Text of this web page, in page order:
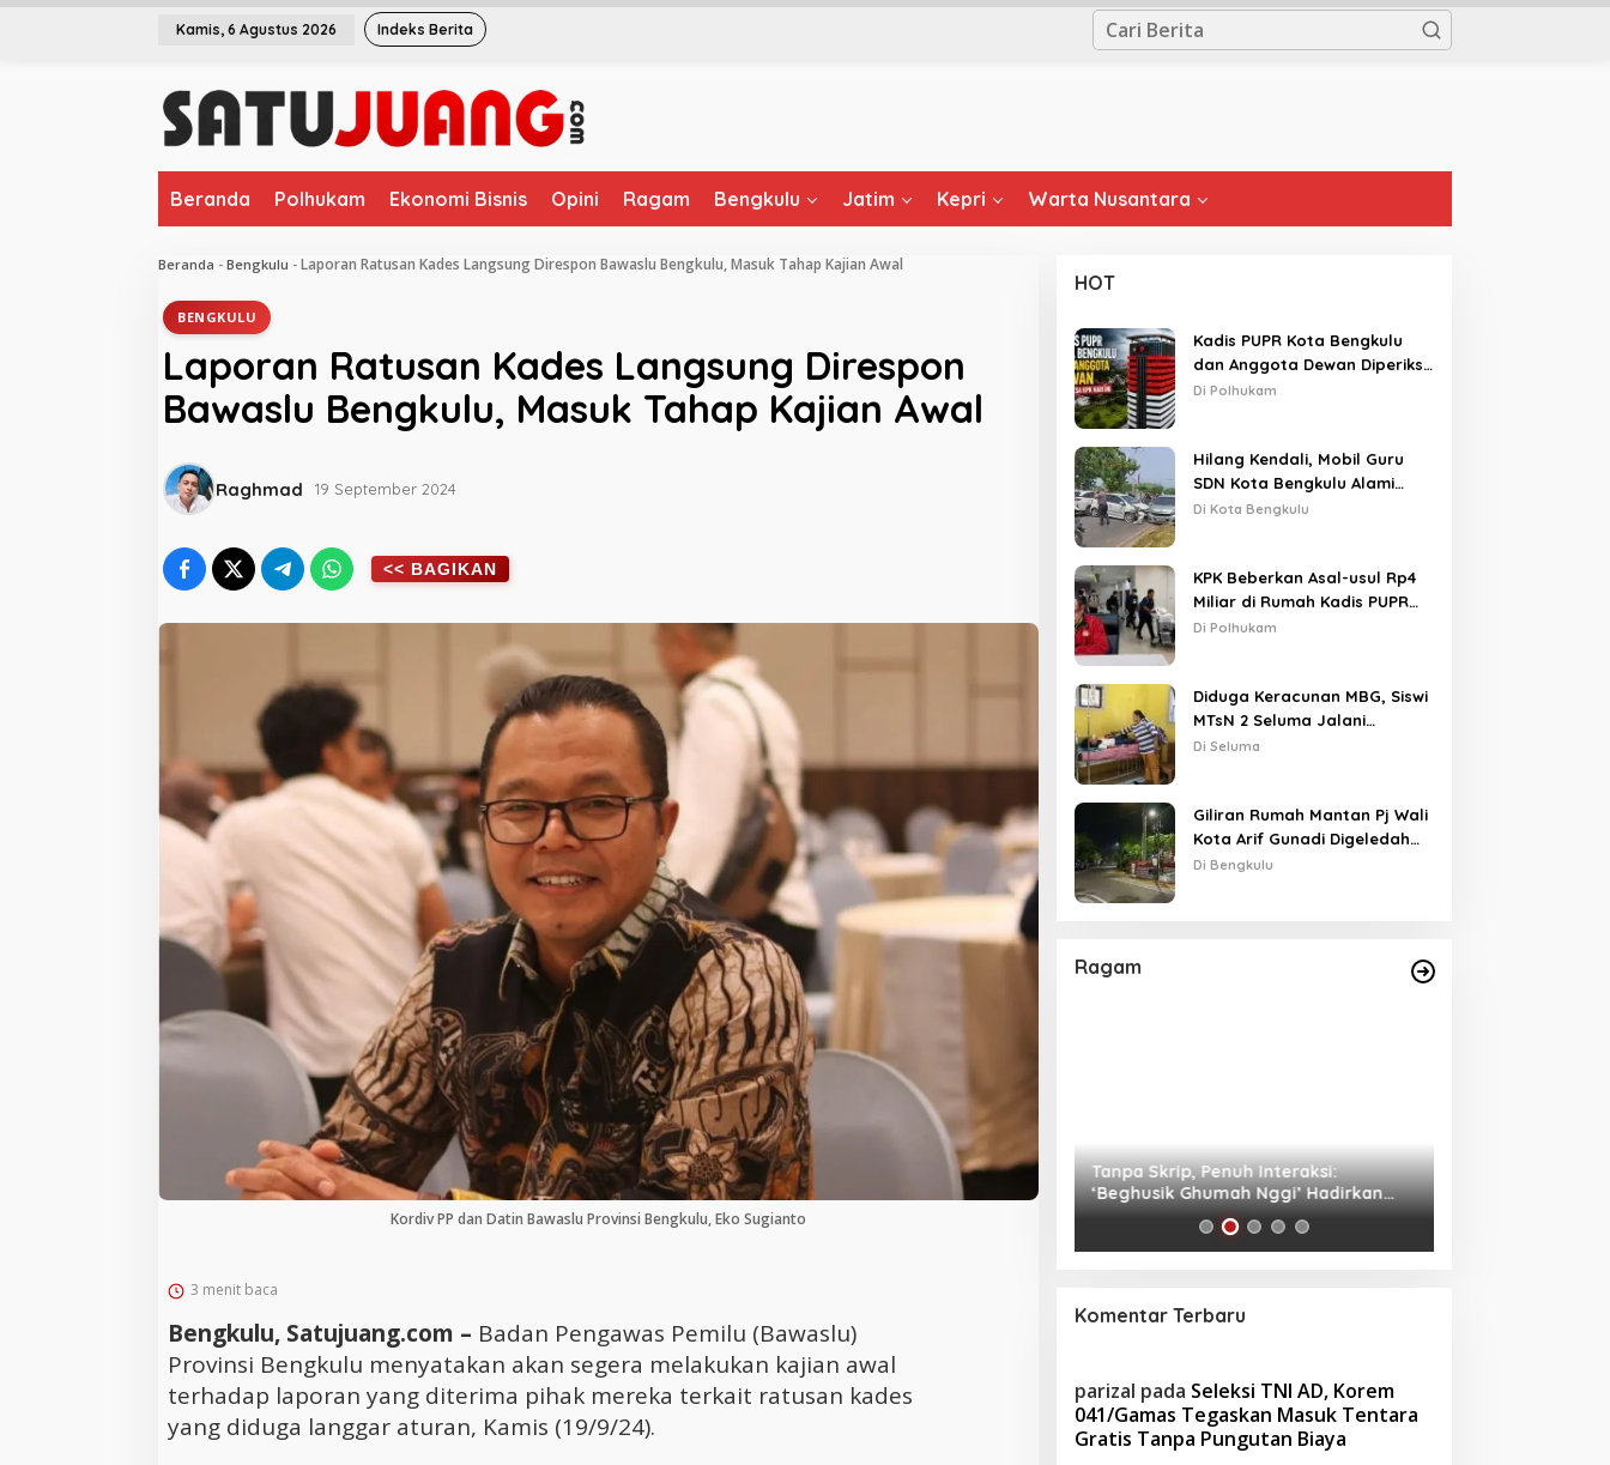
L
Kamis, 6 Agustus 2026 Indeks Berita
Beranda Polhukam Ekonomi Bisnis Opini Ragam Bengkulu Jatim Kepri Warta Nusantara
Beranda - Bengkulu - Laporan Ratusan Kades Langsung Direspon Bawaslu Bengkulu, Masuk Tahap Kajian Awal
BENGKULU
Laporan Ratusan Kades Langsung Direspon
Bawaslu Bengkulu, Masuk Tahap Kajian Awal
Raghmad 19 September 2024
Kordiv PP dan Datin Bawaslu Provinsi Bengkulu, Eko Sugianto
3 menit baca
Bengkulu, Satujuang.com – Badan Pengawas Pemilu (Bawaslu)
Provinsi Bengkulu menyatakan akan segera melakukan kajian awal
terhadap laporan yang diterima pihak mereka terkait ratusan kades
yang diduga langgar aturan, Kamis (19/9/24).
HOT
Kadis PUPR Kota Bengkulu
dan Anggota Dewan Diperiksa
KPK Hari Ini
Di Polhukam
Hilang Kendali, Mobil Guru
SDN Kota Bengkulu Alami
Tabrakan Beruntun di Lampu
Di Kota Bengkulu
KPK Beberkan Asal-usul Rp4
Miliar di Rumah Kadis PUPR
Kota Bengkulu
Di Polhukam
Diduga Keracunan MBG, Siswi
MTsN 2 Seluma Jalani
Perawatan Intensif di RSUD
Di Seluma
Giliran Rumah Mantan Pj Wali
Kota Arif Gunadi Digeledah
KPK, Sinyal Pengusutan
Di Bengkulu
Ragam
Cara Efektif Mengelola Waktu untuk
Produktivitas Maksimal
Tanpa Skrip, Penuh Interaksi:
‘Beghusik Ghumah Nggi’ Hadirkan
Ruang Digital Seperti Rumah Sendiri
Komentar Terbaru
parizal pada Seleksi TNI AD, Korem
041/Gamas Tegaskan Masuk Tentara
Gratis Tanpa Pungutan Biaya